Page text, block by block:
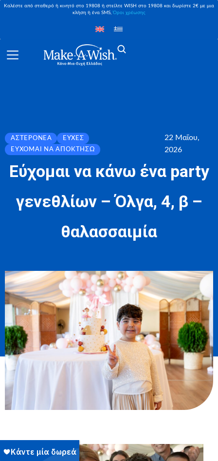
Καλέστε από σταθερό ή κινητό στο 19808 ή στείλτε WISH στο 19808 και δωρίστε 2€ με μια
κλήση ή ένα SMS,Όροι χρέωσης
ΑΣΤΕΡΟΝΈΑ
ΕΥΧΈΣ
ΕΎΧΟΜΑΙ ΝΑ ΑΠΟΚΤΉΣΩ
22 Μαΐου,
2026
Εύχομαι να κάνω ένα party
γενεθλίων – Όλγα, 4, β –
θαλασσαιμία